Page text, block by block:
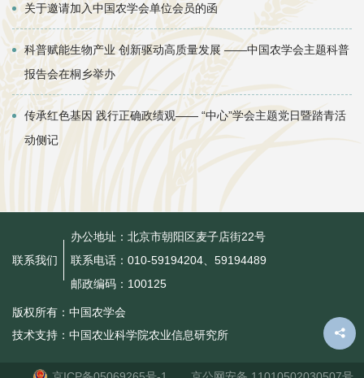
关于邀请加入中国农学会单位会员的函
科普赋能生物产业 创新驱动高质量发展 ——中国农学会主题科普
报告会在桐乡举办
传承红色基因 践行正确政绩观—— “中心”学会主题党日暨踏青活
动侧记
版权所有：中国农学会
技术支持：中国农业科学院农业信息研究所
联系我们
办公地址：北京市朝阳区麦子店街22号
联系电话：010-59194204、59194489
邮政编码：100125